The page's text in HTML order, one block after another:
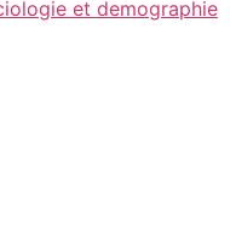
et demographie